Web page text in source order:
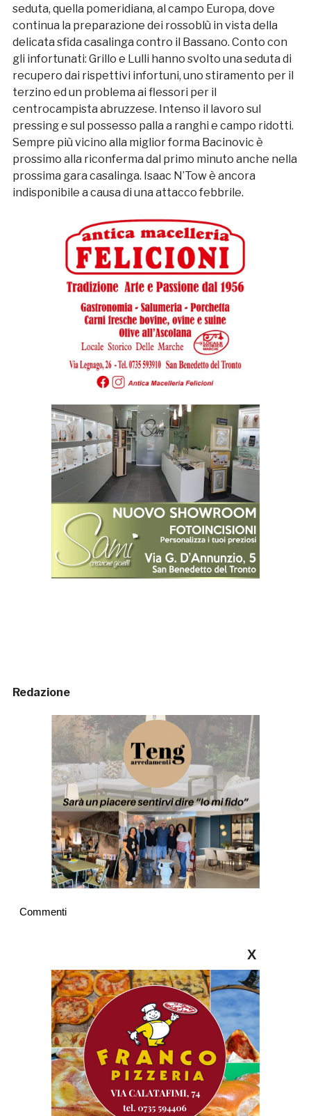
seduta, quella pomeridiana, al campo Europa, dove
continua la preparazione dei rossoblù in vista della
delicata sfida casalinga contro il Bassano. Conto con
gli infortunati: Grillo e Lulli hanno svolto una seduta di
recupero dai rispettivi infortuni, uno stiramento per il
terzino ed un problema ai flessori per il
centrocampista abruzzese. Intenso il lavoro sul
pressing e sul possesso palla a ranghi e campo ridotti.
Sempre più vicino alla miglior forma Bacinovic è
prossimo alla riconferma dal primo minuto anche nella
prossima gara casalinga. Isaac N’Tow è ancora
indisponibile a causa di una attacco febbrile.
Redazione
Commenti
X